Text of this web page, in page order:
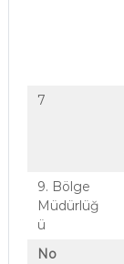
7
9. Bölge
Müdürlüğ
ü
No